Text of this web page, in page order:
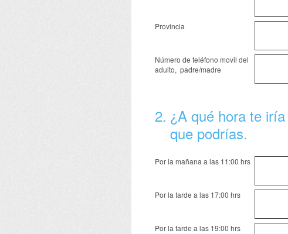
Provincia
Número de teléfono movil del
adulto, padre/madre
2. ¿A qué hora te
que podrías.
Por la mañana a las 11:00 hrs
Por la tarde a las 17:00 hrs
Por la tarde a las 19:00 hrs